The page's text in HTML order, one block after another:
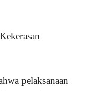
pelaksanaan